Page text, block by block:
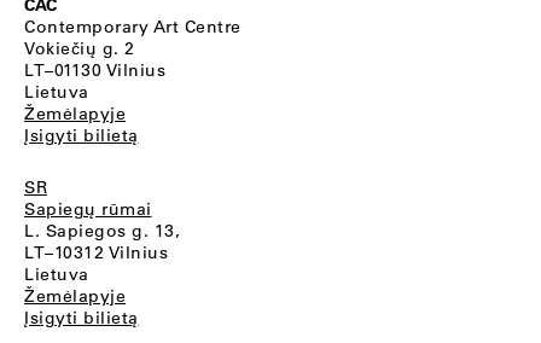
Contemporary Art Centre
Vokiečių g. 2
LT–01130 Vilnius
Lietuva
Žemėlapyje
Įsigyti bilietą
SR
Sapiegų rūmai
L. Sapiegos g. 13,
LT–10312 Vilnius
Lietuva
Žemėlapyje
Įsigyti bilietą